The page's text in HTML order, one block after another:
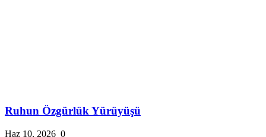
Ruhun Özgürlük Yürüyüşü
Haz 10, 2026 0